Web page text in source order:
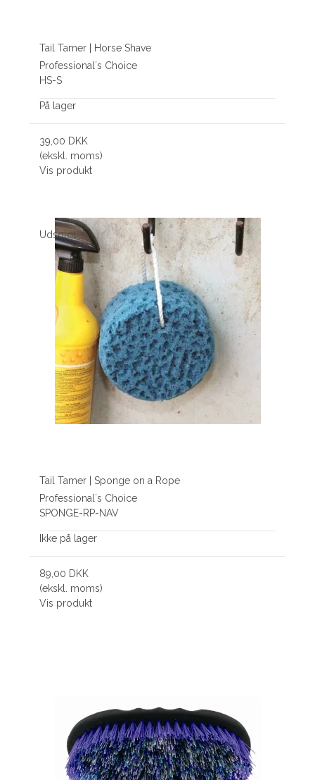
Tail Tamer | Horse Shave
Professional´s Choice
HS-S
På lager
39,00 DKK
(ekskl. moms)
Vis produkt
Udsolgt
Tail Tamer | Sponge on a Rope
Professional´s Choice
SPONGE-RP-NAV
Ikke på lager
89,00 DKK
(ekskl. moms)
Vis produkt